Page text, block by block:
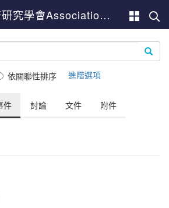
中國大陸經濟研究學會Association for China Economic Studies
依關聯性排序 進階選項
件 討論 文件 附件